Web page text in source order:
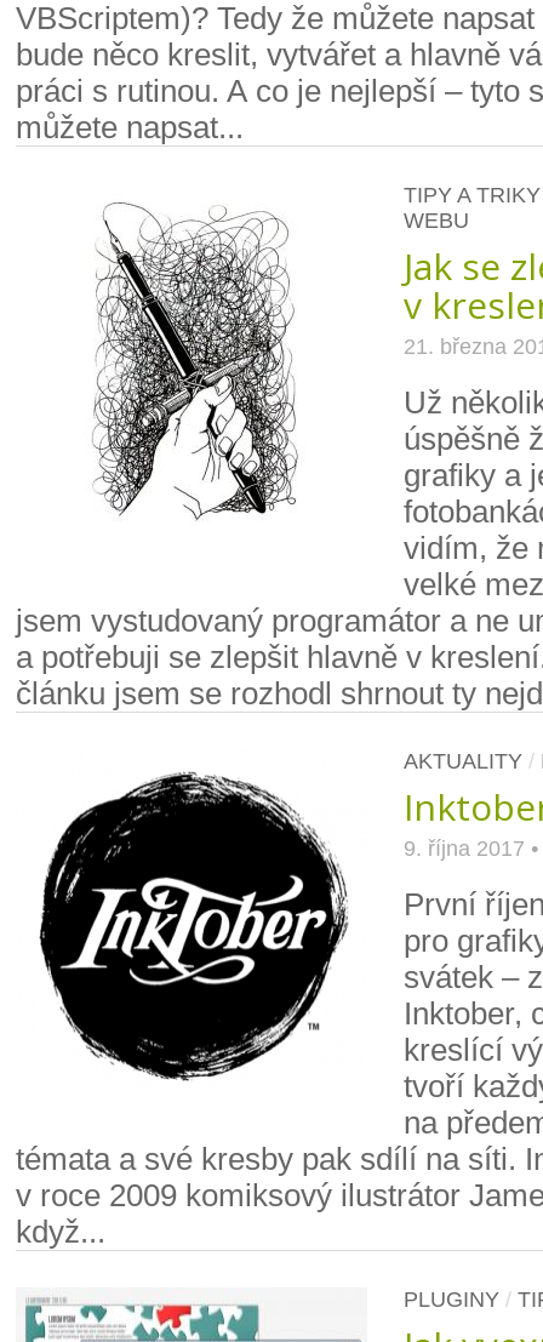
VBScriptem)? Tedy že můžete
bude něco kreslit, vytvářet a hlavně
práci s rutinou. A co je nejlepší – tyto
můžete napsat...
TIPY A TRIKY
WEBU
Jak se
v
21. března
Už
úspěšně
grafiky a
vidím, že
velké
jsem vystudovaný programátor a ne
a potřebuji se zlepšit hlavně v
článku jsem se rozhodl shrnout ty
AKTUALITY/
9. října 2017 •
První
pro
svátek –
Inktober,
kreslící
tvoří
na
témata a své kresby pak sdílí na síti.
v roce 2009 komiksový ilustrátor
když...
PLUGINY/